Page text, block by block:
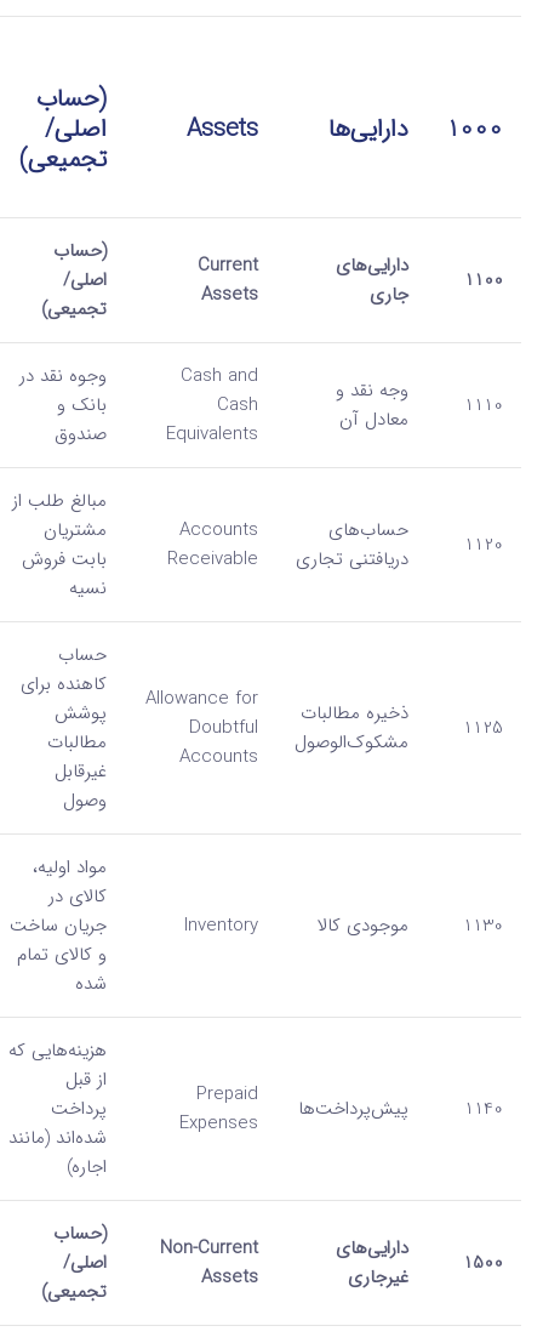
1000 دارایی‌ها Assets
(حساب
اصلی/
تجمیعی)
1100
دارایی‌های
جاری
Current
Assets
(حساب
اصلی/
تجمیعی)
1110
وجه نقد و
معادل آن
Cash and
Cash
Equivalents
وجوه نقد در
بانک و
صندوق
1120
حساب‌های
دریافتنی تجاری
Accounts
Receivable
مبالغ طلب از
مشتریان
بابت فروش
نسیه
1125
ذخیره مطالبات
مشکوک‌الوصول
Allowance for
Doubtful
Accounts
حساب
کاهنده برای
پوشش
مطالبات
غیرقابل
وصول
1130 موجودی کالا Inventory
مواد اولیه،
کالای در
جریان ساخت
و کالای تمام
شده
1140 پیش‌پرداخت‌ها
Prepaid
Expenses
هزینه‌هایی که
از قبل
پرداخت
شده‌اند (مانند
اجاره)
1500
دارایی‌های
غیرجاری
Non-Current
Assets
(حساب
اصلی/
تجمیعی)